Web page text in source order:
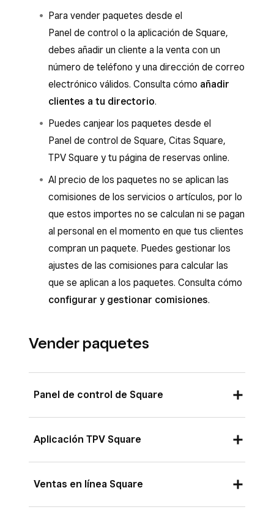
Para vender paquetes desde el
Panel de control o la aplicación de Square,
debes añadir un cliente a la venta con un
número de teléfono y una dirección de correo
electrónico válidos. Consulta cómo añadir
clientes a tu directorio.
Puedes canjear los paquetes desde el
Panel de control de Square, Citas Square,
TPV Square y tu página de reservas online.
Al precio de los paquetes no se aplican las
comisiones de los servicios o artículos, por lo
que estos importes no se calculan ni se pagan
al personal en el momento en que tus clientes
compran un paquete. Puedes gestionar los
ajustes de las comisiones para calcular las
que se aplican a los paquetes. Consulta cómo
configurar y gestionar comisiones.
Vender paquetes
Panel de control de Square
de clientes >Directorio
Selecciona a qué cliente quieres vender un
Aplicación TPV Square
reservas habilitado o desde la aplicación
Citas Square:
Ventas en línea Square